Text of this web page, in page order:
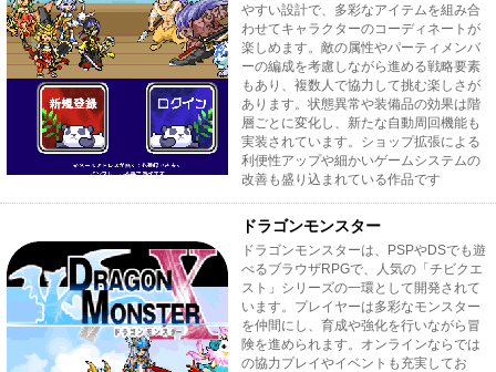
やすい設計で、多彩なアイテムを組み合
わせてキャラクターのコーディネートが
楽しめます。敵の属性やパーティメンバ
ーの編成を考慮しながら進める戦略要素
もあり、複数人で協力して挑む楽しさが
あります。状態異常や装備品の効果は階
層ごとに変化し、新たな自動周回機能も
実装されています。ショップ拡張による
利便性アップや細かいゲームシステムの
改善も盛り込まれている作品です
ドラゴンモンスター
ドラゴンモンスターは、PSPやDSでも遊
べるブラウザRPGで、人気の「チビクエ
スト」シリーズの一環として開発されて
います。プレイヤーは多彩なモンスター
を仲間にし、育成や強化を行いながら冒
険を進められます。オンラインならでは
の協力プレイやイベントも充実してお